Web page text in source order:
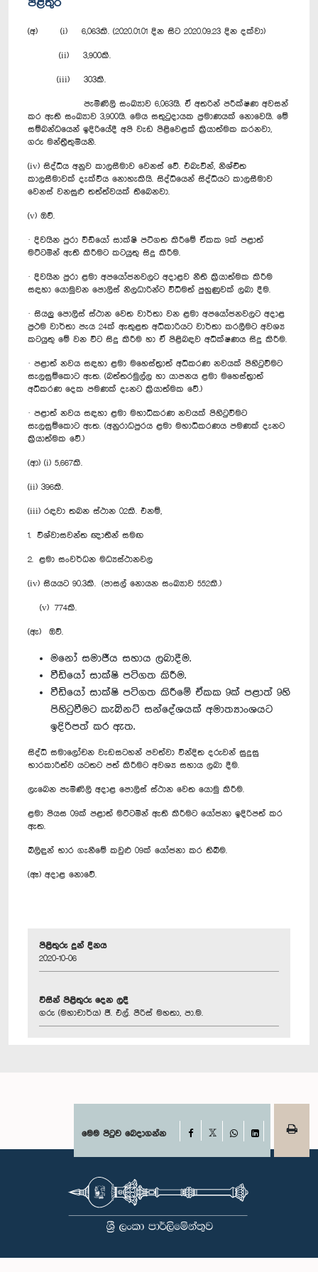
පිළිතුර
(අ) (i) 6,063කි. (2020.01.01 දින සිට 2020.09.23 දින දක්වා)
(ii) 3,900කි.
(iii) 303කි.
පැමිණිලි සංඛ්‍යාව 6,063යි. ඒ අතරින් පරීක්ෂණ අවසන්
කර ඇති සංඛ්‍යාව 3,900යි. මෙය සතුටුදායක ප්‍රමාණයක් නොවෙයි. මේ
සම්බන්ධයෙන් ඉදිරියේදී අපි වැඩ පිළිවෙළක් ක්‍රියාත්මක කරනවා,
ගරු මන්ත්‍රීතුමියනි.
(iv) සිද්ධිය අනුව කාලසීමාව වෙනස් වේ. එබැවින්, නිශ්චිත
කාලසීමාවක් දැක්විය නොහැකියි. සිද්ධියෙන් සිද්ධියට කාලසීමාව
වෙනස් වනසුළු තත්ත්වයක් තිබෙනවා.
(v) ඔව්.
· දිවයින පුරා වීඩියෝ සාක්ෂි පටිගත කිරීමේ ඒකක 9ක් පළාත්
මට්ටමින් ඇති කිරීමට කටයුතු සිදු කිරීම.
· ‍දිවයින පුරා ළමා අප‍යෝජනවලට අදාළව නීති ක්‍රියාත්මක කිරීම
සඳහා යොමුවන පොලිස් නිලධාරින්ට විධිමත් පුහුණුවක් ලබා දීම.
· සියලු පොලිස් ස්ථාන වෙත වාර්තා වන ළමා අපයෝජනවලට අදාළ
ප්‍රථම වාර්තා පැය 24ක් ඇතුළත අධිකාරියට වාර්තා කරලීමට අවශ්‍ය
කටයුතු මේ වන විට සිදු කිරීම හා ඒ පිළිබඳව අධීක්ෂණය සිදු කිරීම.
· පළාත් නවය සඳහා ළමා මහෙස්ත්‍රාත් අධිකරණ නවයක් පිහිටුවීමට
සැලසුම්කොට ඇත. (බත්තරමුල්ල හා යාපනය ළමා මහෙස්ත්‍රාත්
අධිකරණ දෙක පමණක් දැනට ක්‍රියාත්මක වේ.)
· පළාත් නවය සඳහා ළමා මහාධිකරණ නවයක් පිහිටුවීමට
සැලසුම්කොට ඇත. (අනුරාධපුරය ළමා මහාධිකරණය පමණක් දැනට
ක්‍රියාත්මක වේ.)
(ආ) (i) 5,667කි.
(ii) 396කි.
(iii) රඳවා තබන ස්ථාන 02කි. එනම්,
1. විශ්වාසවන්ත ඥාතීන් සමඟ
2. ළමා සංවර්ධන මධ්‍යස්ථානවල
(iv) සියයට 90.3කි. (පාසල් නොයන සංඛ්‍යාව 552කි.)
(v) 774කි.
(ඇ) ඔව්.
මනෝ සමාජීය සහාය ලබාදීම.
වීඩියෝ සාක්ෂි පටිගත කිරීම.
වීඩියෝ සාක්ෂි පටිගත කිරීමේ ඒකක 9ක් පළාත් 9හි
පිහිටුවීමට කැබිනට් සන්දේශයක් අමාත්‍යාංශයට
ඉදිරිපත් කර ඇත.
සිද්ධි සමාලෝචන වැඩසටහන් පවත්වා වින්දිත දරුවන් සුදුසු
භාරකාරිත්ව යටතට පත් කිරීමට අවශ්‍ය සහාය ලබා දීම.
ලැබෙන පැමිණිලි අදාළ පොලිස් ස්ථාන වෙත යොමු කිරීම.
ළමා පියස 09ක් පළාත් මට්ටමින් ඇති කිරීමට යෝජනා ඉදිරිපත් කර
ඇත.
බිලිඳුන් භාර ගැනීමේ කවුළු 09ක් යෝජනා කර තිබීම. ‍
(ඈ) අදාළ නොවේ.
පිළිතුරු දුන් දිනය
2020-10-06
විසින් පිළිතුරු දෙන ලදී
ගරු (මහාචාර්ය) ජී. එල්. පීරිස් මහතා, පා.ම.
මෙම පිටුව බෙදාගන්න Facebook
WhatsAppLinkedIn